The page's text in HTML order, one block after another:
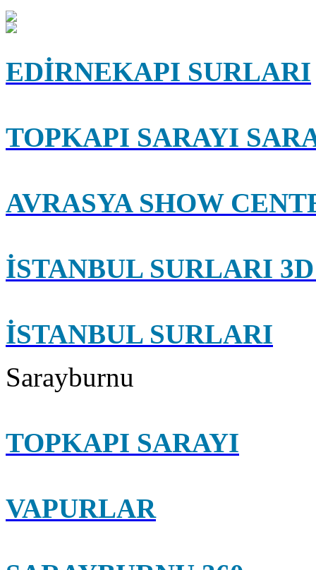
EDİRNEKAPI SURLARI
TOPKAPI SARAYI
AVRASYA SHOW
İSTANBUL SURLARI
İSTANBUL SURLARI
Sarayburnu
TOPKAPI SARAYI
VAPURLAR